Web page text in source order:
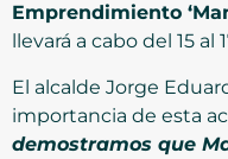
Emprendimiento
llevará a cabo del 15
El alcalde Jorge
importancia de esta
demostramos que